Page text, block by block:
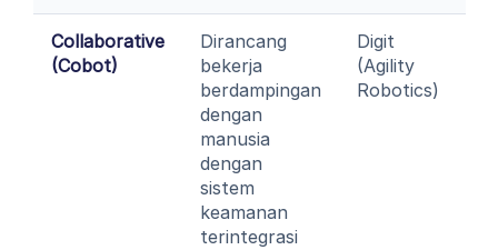
Collaborative
(Cobot)
Dirancang
bekerja
berdampingan
dengan
manusia
dengan
sistem
keamanan
terintegrasi
Digit
(Agility
Robotics)